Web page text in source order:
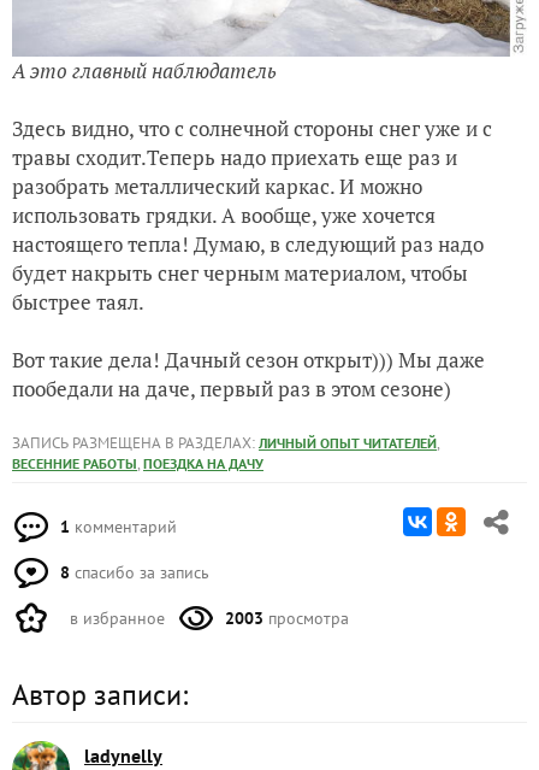
А это главный наблюдатель
Здесь видно, что с солнечной стороны снег уже и с
травы сходит.Теперь надо приехать еще раз и
разобрать металлический каркас. И можно
использовать грядки. А вообще, уже хочется
настоящего тепла! Думаю, в следующий раз надо
будет накрыть снег черным материалом, чтобы
быстрее таял.
Вот такие дела! Дачный сезон открыт))) Мы даже
пообедали на даче, первый раз в этом сезоне)
ЗАПИСЬ РАЗМЕЩЕНА В РАЗДЕЛАХ: ЛИЧНЫЙ ОПЫТ ЧИТАТЕЛЕЙ,
ВЕСЕННИЕ РАБОТЫ, ПОЕЗДКА НА ДАЧУ
1 комментарий
8 спасибо за запись
в избранное 2003 просмотра
Автор записи:
ladynelly